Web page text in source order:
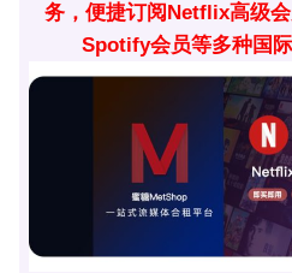
务，便捷订阅Netflix高级
Spotify会员等多种国际